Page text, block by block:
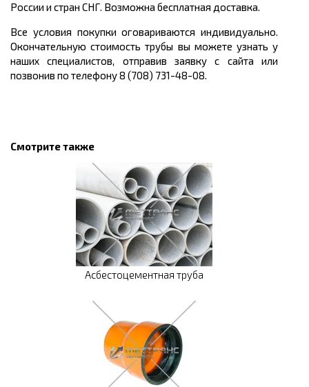
России и стран СНГ. Возможна бесплатная доставка.
Все условия покупки оговариваются индивидуально.
Окончательную стоимость трубы вы можете узнать у
наших специалистов, отправив заявку с сайта или
позвонив по телефону 8 (708) 731-48-08.
Смотрите также
Асбестоцементная труба